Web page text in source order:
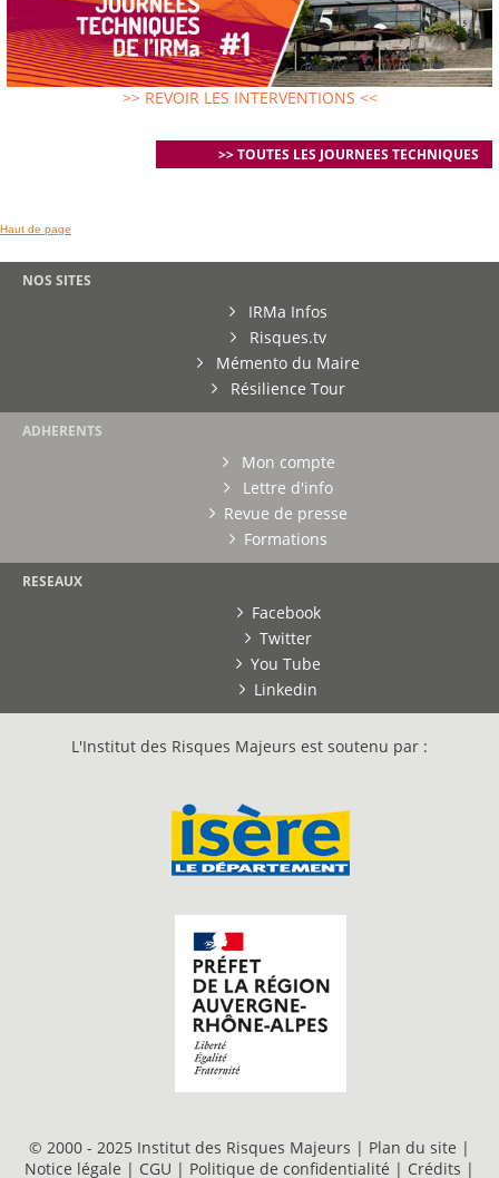
>> REVOIR LES INTERVENTIONS <<
>> TOUTES LES JOURNEES TECHNIQUES
Haut de page
NOS SITES
IRMa Infos
Risques.tv
Mémento du Maire
Résilience Tour
ADHERENTS
Mon compte
Lettre d'info
Revue de presse
Formations
RESEAUX
Facebook
Twitter
You Tube
Linkedin
L'Institut des Risques Majeurs est soutenu par :
© 2000 - 2025 Institut des Risques Majeurs | Plan du site |
Notice légale | CGU | Politique de confidentialité | Crédits |